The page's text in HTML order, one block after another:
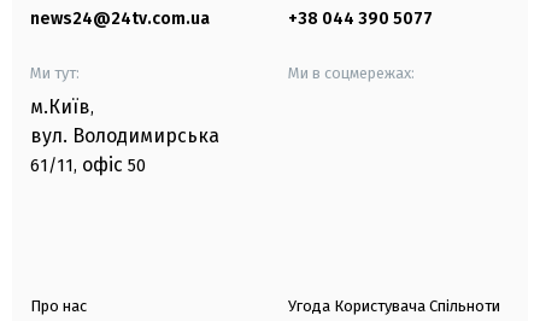
news24@24tv.com.ua +38 044 390 5077
Ми тут:
м.Київ,
вул. Володимирська
61/11, офіс 50
Ми в соцмережах:
Про нас Угода Користувача Спільноти